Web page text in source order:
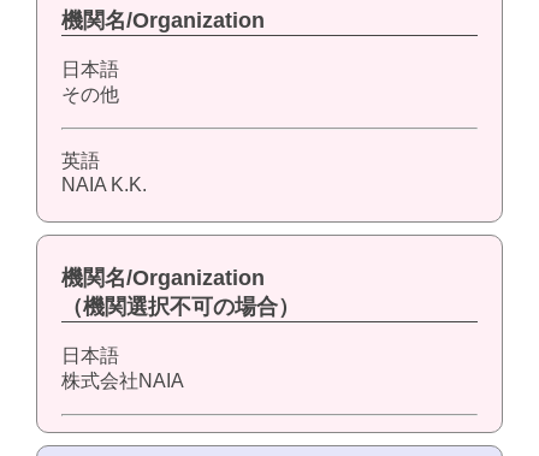
機関名/Organization
日本語
その他
英語
NAIA K.K.
機関名/Organization
（機関選択不可の場合）
日本語
株式会社NAIA